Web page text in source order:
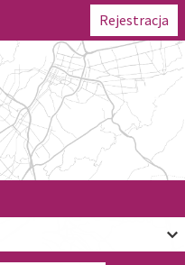
Rejestracja